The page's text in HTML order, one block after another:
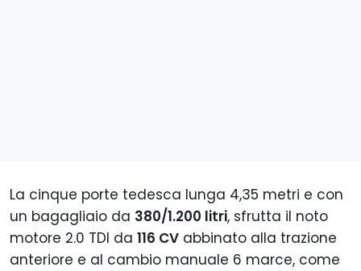
La cinque porte tedesca lunga 4,35 metri e con
un bagagliaio da 380/1.200 litri, sfrutta il noto
motore 2.0 TDI da 116 CV abbinato alla trazione
anteriore e al cambio manuale 6 marce, come